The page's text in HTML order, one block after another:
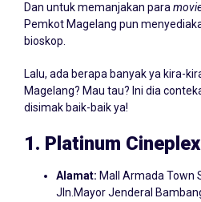
Dan untuk memanjakan para
Pemkot Magelang pun
bioskop.
Lalu, ada berapa banyak ya kira-
Magelang? Mau tau? Ini dia
disimak baik-baik ya!
1. Platinum
Alamat: Mall Armada Town
Jln.Mayor Jenderal